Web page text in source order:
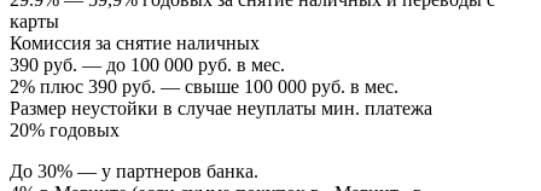
карты
Комиссия за снятие наличных
390 руб. — до 100 000 руб. в мес.
2% плюс 390 руб. — свыше 100 000 руб. в мес.
Размер неустойки в случае неуплаты мин. платежа
20% годовых
До 30% — у партнеров банка.